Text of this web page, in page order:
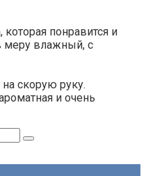
понравится и
меру влажный, с
скорую руку.
и очень